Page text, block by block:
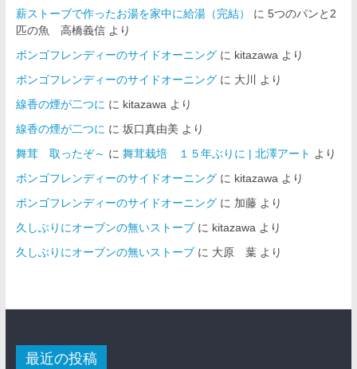
薪ストーブで作ったお湯を家中に給湯（完結）
に 5つのパンと2
匹の魚 高橋義信より
ボンゴフレンディーのサイドオーニングに kitazawa より
ボンゴフレンディーのサイドオーニングに 大川
より
線香の煙が二つに に kitazawa より
線香の煙が二つに に 坂口真由美 より
舞茸 取ったぞ～ に 舞茸栽培 １５年ぶりに | 北澤アート より
ボンゴフレンディーのサイドオーニングに kitazawa より
ボンゴフレンディーのサイドオーニングに 加藤より
久しぶりにオーブンの無いストーブに kitazawa より
久しぶりにオーブンの無いストーブに 大原 葉より
最近の投稿